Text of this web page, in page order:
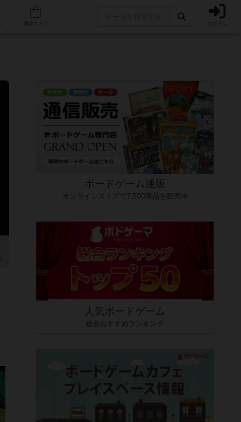
人気ボードゲーム ログイン
ボードゲーム通販
オンラインストアで7,500商品を販売中
人気ボードゲーム
総合おすすめランキング